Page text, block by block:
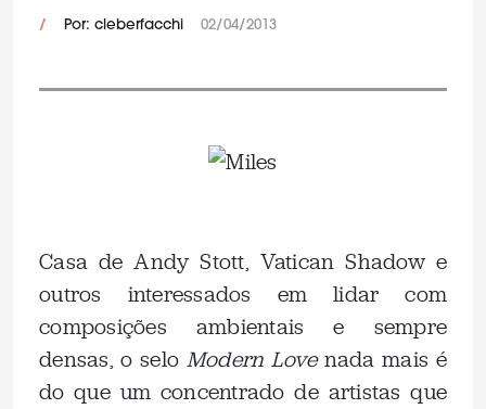
/ Por: cleberfacchi 02/04/2013
Casa de Andy Stott, Vatican Shadow e
outros interessados em lidar com
composições ambientais e sempre
densas, o selo Modern Lovenada mais é
do que um concentrado de artistas que